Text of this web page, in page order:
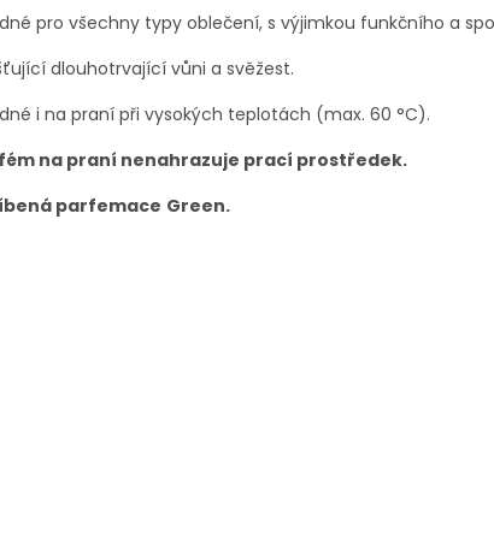
pro všechny typy oblečení, s výjimkou funkčního a
dlouhotrvající vůni a svěžest.
i na praní při vysokých teplotách (max. 60 °C).
na praní nenahrazuje prací prostředek.
parfemace Green.